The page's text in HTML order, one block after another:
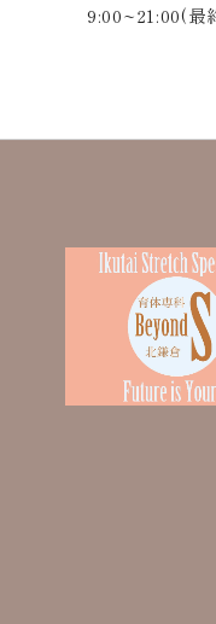
9:00~21:00(最